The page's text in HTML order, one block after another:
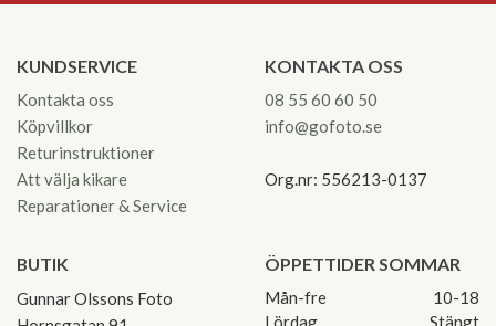
KUNDSERVICE
Kontakta oss
Köpvillkor
Returinstruktioner
Att välja kikare
Reparationer & Service
KONTAKTA OSS
08 55 60 60 50
info@gofoto.se
Org.nr: 556213-0137
BUTIK
Gunnar Olssons Foto
ÖPPETTIDER SOMMAR
Mån-fre
10-18
Lördag
Stängt